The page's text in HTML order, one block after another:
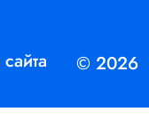
© 2026